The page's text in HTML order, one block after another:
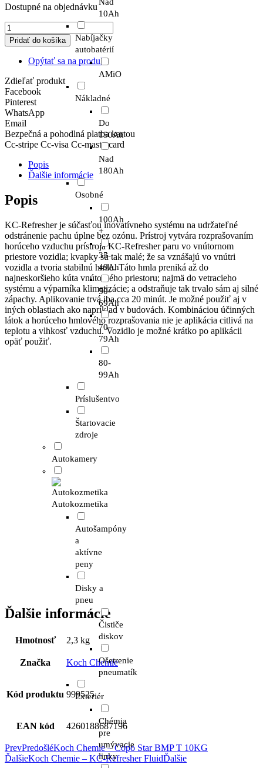
10Ah
Nabíjačky
autobatérií
AMiO
Nákladné
Do
150Ah
Nad
180Ah
Osobné
100Ah
+
35-
49Ah
50-
69Ah
70-
79Ah
80-
99Ah
Príslušentvo
Štartovacie
zdroje
Autokamery
Autokozmetika
Autošampóny
a
aktívne
peny
Disky a
pneu
Čističe
diskov
Ošetrenie
pneumatík
Exteriér
Chémia
pre
umývacie
linky
Dostupné na objednávku
množstvo
Koch
Chemie
Refresher
Pridať do košíka
Opýtať sa na produkt
Zdieľať produkt
Facebook
Pinterest
WhatsApp
Email
Bezpečná a pohodlná platba kartou
Cc-stripe Cc-visa Cc-mastercard
Popis
Ďalšie informácie
Popis
KC-Refresher je súčasťou inovatívneho systému na udržateľné
odstránenie pachu úplne bez ozónu. Prístroj vytvára rozprašovaním
horúceho vzduchu prístroja KC-Refresher paru vo vnútornom
priestore vozidla; kvapky sú tak malé; že sa vznášajú vo vnútri
vozidla a tvoria stabilnú hmlu. Táto hmla preniká až do
najneskoršieho kúta vnútorného priestoru; najmä do vetracieho
systému a výparníka klimatizácie; a odstraňuje tak trvalo sám aj silné
zápachy. Aplikovanie trvá iba cca 20 minút. Je možné použiť aj v
iných oblastiach ako napríklad v budovách. Kombináciou účinných
látok a horúceho hmlového rozprašovania nie je aplikácia citlivá na
teplotu a vlhkosť vzduchu. Vozidlo je možné krátko po aplikácii
opäť použiť.
Ďalšie informácie
Hmotnosť 2,3 kg
Značka Koch Chemie
Kód produktu 999525
EAN kód 4260188687196
PrevPredošléKoch Chemie – Copo Star BMP T 10KG
ĎalšieKoch Chemie – KC-Refresher FluidĎalšie